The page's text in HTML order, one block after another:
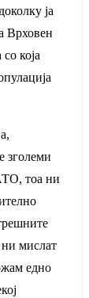
ја
Врховен
која
зголеми
тоа ни
мислат
едно